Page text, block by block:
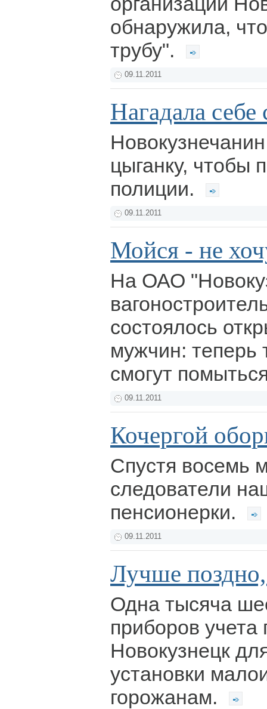
обнаружила,
трубу".
09.11.2011
Нагадала себе
цыганку, чтобы
полиции.
09.11.2011
Мойся - не
На ОАО
состоялось
мужчин: теперь
смогут
09.11.2011
Кочергой
Спустя восемь
следователи
пенсионерки.
09.11.2011
Лучше
Одна тысяча
приборов учета
Новокузнецк
установки
горожанам.